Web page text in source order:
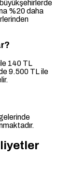
%20 daha
140 TL
9.500 TL ile